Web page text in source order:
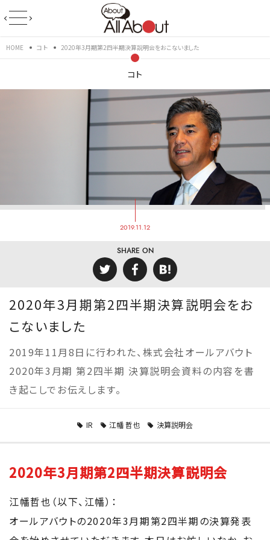
HOME コト 2020年3月期第2四半期決算説明会をおこないました
コト
2019.11.12
SHARE ON
2020年3月期第2四半期決算説明会をお
こないました
2019年11月8日に行われた、株式会社オールアバウト
2020年3月期 第2四半期 決算説明会資料の内容を書
き起こしでお伝えします。
IR 江幡 哲也 決算説明会
2020年3月期第2四半期決算説明会
江幡哲也（以下、江幡）：
オールアバウトの2020年3月期第2四半期の決算発表